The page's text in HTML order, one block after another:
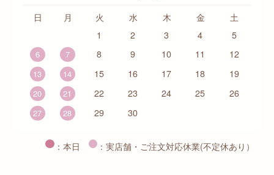
日 月 火 水 木 金
土
1
2 3 4 5
6 7 8 9 10 11 12
13 14 15 16 17 18 19
20 21 22 23 24 25 26
27 28 29 30
：本日 ：実店舗・ご注文対応休業(不定休あり）